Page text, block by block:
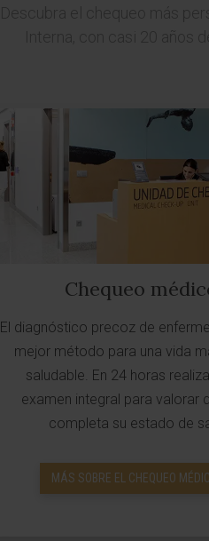
Chequeo
El diagnóstico precoz de
mejor método para una vida
saludable. En 24 horas
examen integral para valorar
completa su estado de
MÁS SOBRE EL CHEQUEO